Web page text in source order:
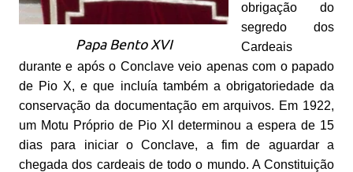
Papa Bento XVI
obrigação do
segredo dos
Cardeais
durante e após o Conclave veio apenas com o papado
de Pio X, e que incluía também a obrigatoriedade da
conservação da documentação em arquivos. Em 1922,
um Motu Próprio de Pio XI determinou a espera de 15
dias para iniciar o Conclave, a fim de aguardar a
chegada dos cardeais de todo o mundo. A Constituição